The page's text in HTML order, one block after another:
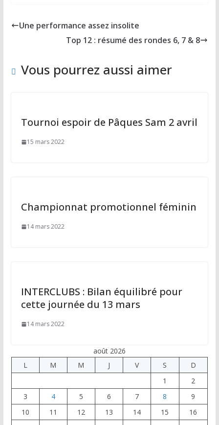
b
k
d
o
l g
er
Une performance assez insolite
Top 12 : résumé des rondes 6, 7 & 8
Vous pourrez aussi aimer
Tournoi espoir de Pâques Sam 2 avril
15 mars 2022
Championnat promotionnel féminin
14 mars 2022
INTERCLUBS : Bilan équilibré pour
cette journée du 13 mars
14 mars 2022
août 2026
L
M M J V S
D
1
2
3
4 5 6 7 8
9
10
11 12 13 14 15
16